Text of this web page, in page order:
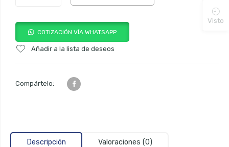
COTIZACIÓN VÍA WHATSAPP
Añadir a la lista de deseos
Compártelo:
Descripción Valoraciones (0)
Visto